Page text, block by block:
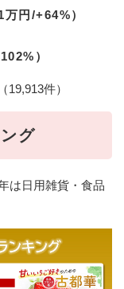
円/+64%）
）
件）
グ
は日用雑貨・食品